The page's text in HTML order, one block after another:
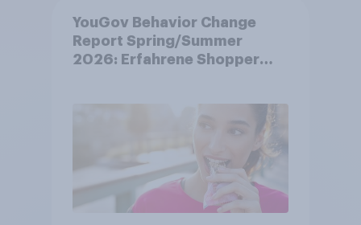
YouGov Behavior Change
Report Spring/Summer
2026: Erfahrene Shopper